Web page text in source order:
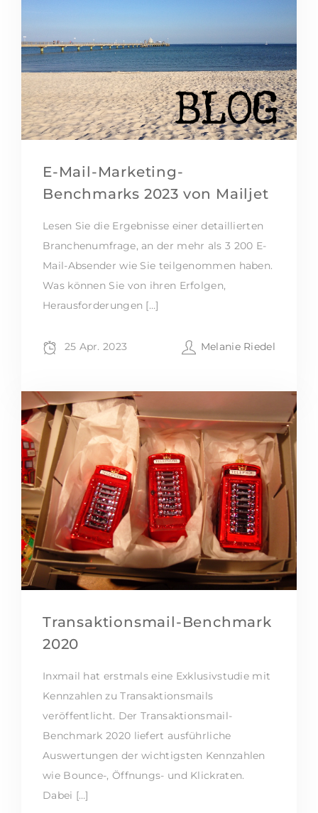
E-Mail-Marketing-
Benchmarks 2023 von Mailjet
Lesen Sie die Ergebnisse einer detaillierten
Branchenumfrage, an der mehr als 3 200 E-
Mail-Absender wie Sie teilgenommen haben.
Was können Sie von ihren Erfolgen,
Herausforderungen […]
25 Apr. 2023 Melanie Riedel
Transaktionsmail-Benchmark
2020
Inxmail hat erstmals eine Exklusivstudie mit
Kennzahlen zu Transaktionsmails
veröffentlicht. Der Transaktionsmail-
Benchmark 2020 liefert ausführliche
Auswertungen der wichtigsten Kennzahlen
wie Bounce-, Öffnungs- und Klickraten.
Dabei […]